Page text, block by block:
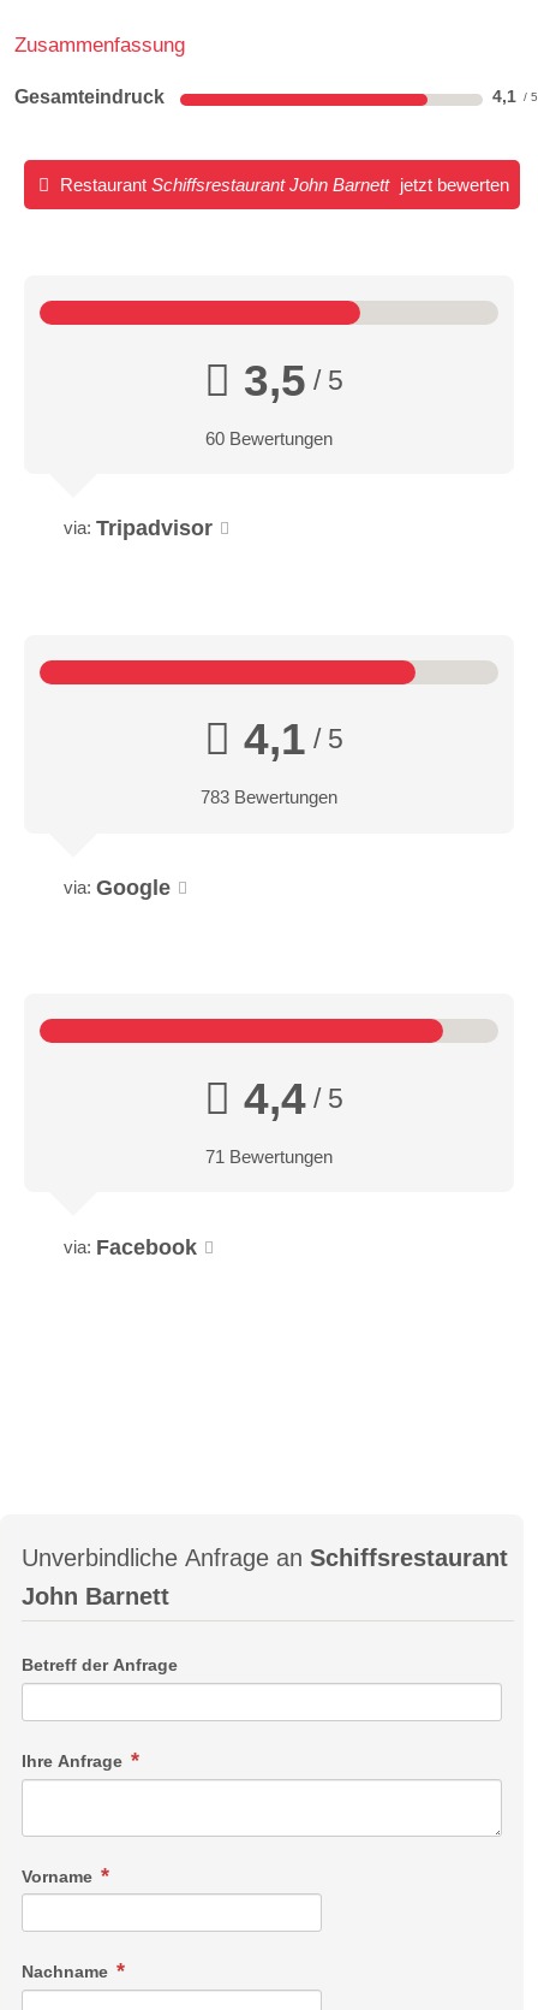
Zusammenfassung
Gesamteindruck 4,1
Restaurant Schiffsrestaurant John Barnett jetzt bewerten
3,5 / 5
60 Bewertungen
via: Tripadvisor
4,1 / 5
783 Bewertungen
via: Google
4,4/ 5
71 Bewertungen
via: Facebook
Unverbindliche Anfrage an Schiffsrestaurant
John Barnett
Betreff der Anfrage
Ihre Anfrage
Vorname
Nachname